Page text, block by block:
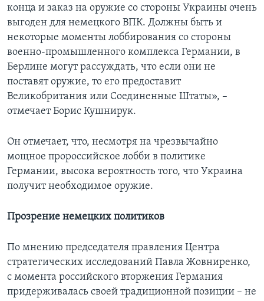
конца и заказ на оружие со стороны Украины очень
выгоден для немецкого ВПК. Должны быть и
некоторые моменты лоббирования со стороны
военно-промышленного комплекса Германии, в
Берлине могут рассуждать, что если они не
поставят оружие, то его предоставит
Великобритания или Соединенные Штаты», –
отмечает Борис Кушнирук.
Он отмечает, что, несмотря на чрезвычайно
мощное пророссийское лобби в политике
Германии, высока вероятность того, что Украина
получит необходимое оружие.
Прозрение немецких политиков
По мнению председателя правления Центра
стратегических исследований Павла Жовниренко,
с момента российского вторжения Германия
придерживалась своей традиционной позиции – не